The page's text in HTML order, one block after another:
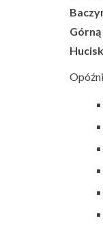
Górną